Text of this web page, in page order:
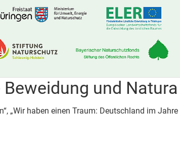
und
„Wir haben einen Traum: Deutschland im